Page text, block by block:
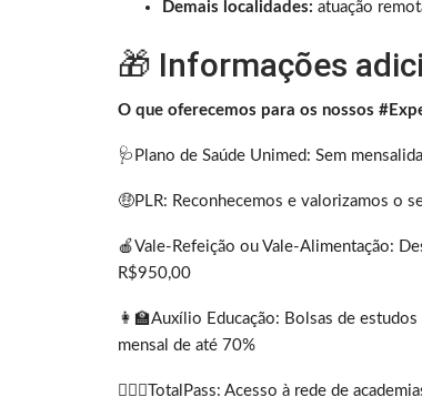
Demais localidades: atuação
🎁 Informações
O que oferecemos para os nossos
🩺Plano de Saúde Unimed: Sem
🤑PLR: Reconhecemos e valorizamos o
🍎Vale-Refeição ou Vale-Alimentação:
R$950,00
👩‍🏫Auxílio Educação: Bolsas de
mensal de até 70%
🏋🏽‍♂️TotalPass: Acesso à rede de